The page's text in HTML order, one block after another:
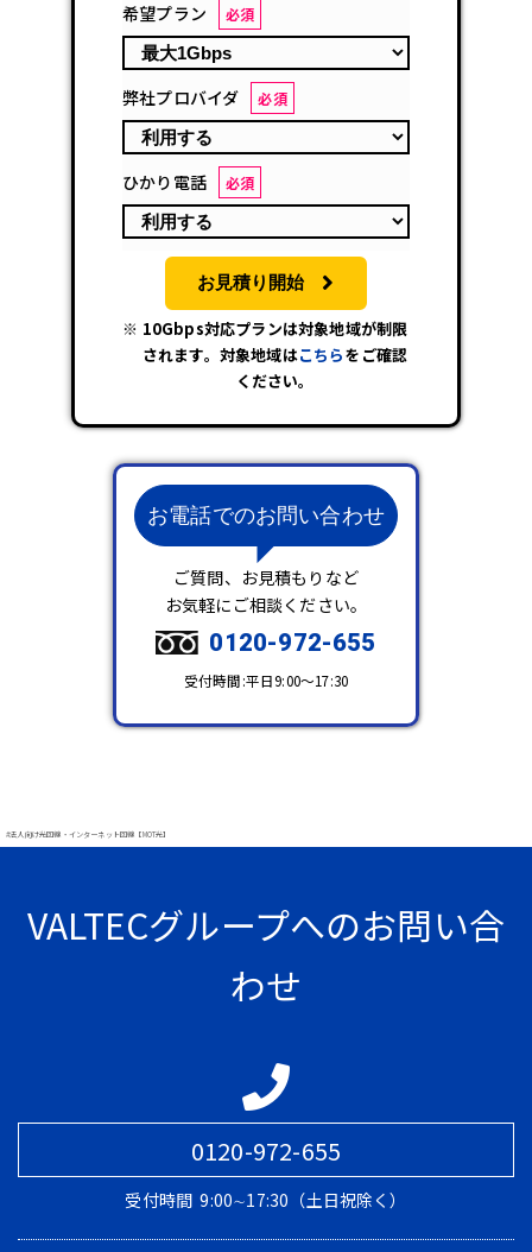
希望プラン 必須
弊社プロバイダ 必須
ひかり電話 必須
お見積り開始
10Gbps対応プランは対象地域が制限
されます。対象地域はこちらをご確認
ください。
お電話でのお問い合わせ
ご質問、お見積もりなど
お気軽にご相談ください。
0120-972-655
受付時間:平日9:00～17:30
#法人向け光回線・インターネット回線【MOT光】
VALTECグループへのお問い合
わせ
0120-972-655
受付時間 9:00∼17:30（土日祝除く）